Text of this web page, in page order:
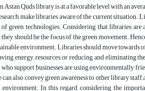
Astan Quds library is at a favorable level with an
make libraries aware of the current
of green technologies. Considering that libraries
should be the focus of the green movement.
environment. Libraries should move towards
energy, resources, or reducing and eliminating
support businesses are using environmentally
also convey green awareness to other library
In this regard, considering the